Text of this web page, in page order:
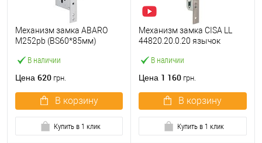
В наличии
Механизм замка ABARO
M252pb (BS60*85мм)
упаковки без отв.планки
Цена 620 грн.
В корзину
Купить в 1 клик
В наличии
Механизм замка CISA LL
44820.20.0.20 язычок
нержавеющая сталь
Цена 1 160 грн.
В корзину
Купить в 1 клик